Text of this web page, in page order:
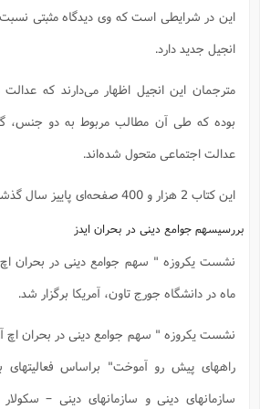
این در شرایطی است که وی دیدگاه مثبتی نسبت
انجیل جدید دارد.
مترجمان این انجیل اظهار می‌دارند که عدالت
بوده که طی آن مطالب مربوط به دو جنس،
عدالت اجتماعی متحول شده‌اند.
این کتاب 2 هزار و 400 صفحه‌ای پاییز سال گذشته منتشر شد.
بررسیسهم جوامع دینی در بحران ایدز
ماه در دانشگاه جورج تاون، آمریکا برگزار شد.
نشست یکروزه " سهم جوامع دینی در بحران اچ
راههای پیش رو آموخت" براساس
سازمانهای دینی و سازمانهای دینی –